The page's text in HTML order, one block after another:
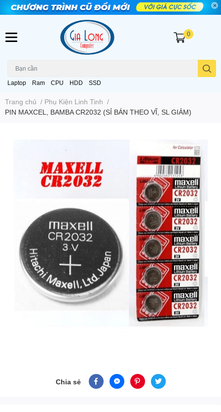
Laptop Ram CPU HDD SSD
0
Trang chủ / Phụ Kiện Linh Tinh /
PIN MAXCEL, BAMBA CR2032 (SỈ BÁN THEO VĨ, SL GIẢM)
Chia sẻ